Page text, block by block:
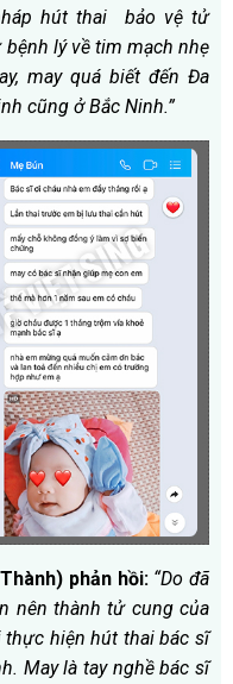
hút thai bảo vệ tử
lý về tim mạch nhẹ
may quá biết đến Đa
cũng ở Bắc Ninh.”
phản hồi: “Do đã
nên thành tử cung của
hiện hút thai bác sĩ
May là tay nghề bác sĩ